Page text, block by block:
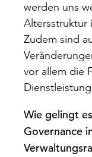
werden uns
Altersstruktur
Zudem sind
vor allem die
Wie gelingt
Governance